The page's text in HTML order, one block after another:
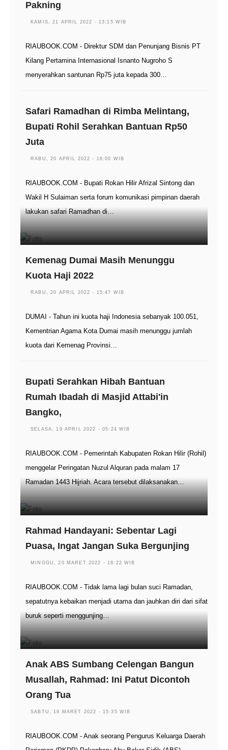
Pakning
KAMIS, 21 APRIL 2022 - 13:15 WIB
RIAUBOOK.COM - Direktur SDM dan Penunjang Bisnis PT
Kilang Pertamina Internasional Isnanto Nugroho S
menyerahkan santunan Rp75 juta kepada 300…
Safari Ramadhan di Rimba Melintang,
Bupati Rohil Serahkan Bantuan Rp50
Juta
RABU, 20 APRIL 2022 - 16:00 WIB
RIAUBOOK.COM - Bupati Rokan Hilir Afrizal Sintong dan
Wakil H Sulaiman serta forum komunikasi pimpinan daerah
lakukan safari Ramadhan di…
Kemenag Dumai Masih Menunggu
Kuota Haji 2022
RABU, 20 APRIL 2022 - 15:47 WIB
DUMAI - Tahun ini kuota haji Indonesia sebanyak 100.051,
Kementrian Agama Kota Dumai masih menunggu jumlah
kuota dari Kemenag Provinsi…
Bupati Serahkan Hibah Bantuan
Rumah Ibadah di Masjid Attabi'in
Bangko,
SELASA, 19 APRIL 2022 - 05:24 WIB
RIAUBOOK.COM - Pemerintah Kabupaten Rokan Hilir (Rohil)
menggelar Peringatan Nuzul Alquran pada malam 17
Ramadan 1443 Hijriah. Acara tersebut dilaksanakan…
Rahmad Handayani: Sebentar Lagi
Puasa, Ingat Jangan Suka Bergunjing
MINGGU, 20 MARET 2022 - 18:22 WIB
RIAUBOOK.COM - Tidak lama lagi bulan suci Ramadan,
sepatutnya kebaikan menjadi utama dan jauhkan diri dari sifat
buruk seperti menggunjing…
Anak ABS Sumbang Celengan Bangun
Musallah, Rahmad: Ini Patut Dicontoh
Orang Tua
SABTU, 19 MARET 2022 - 15:35 WIB
RIAUBOOK.COM - Anak seorang Pengurus Keluarga Daerah